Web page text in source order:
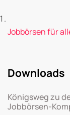
Jobbörsen für
Downloads
Königsweg zu
Jobbörsen-